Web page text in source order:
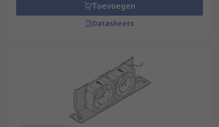
Toevoegen
Datasheets